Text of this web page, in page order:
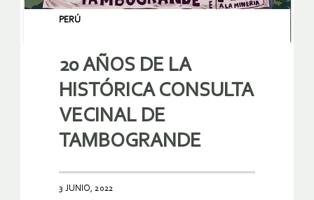
PERÚ
20 AÑOS DE LA
HISTÓRICA CONSULTA
VECINAL DE
TAMBOGRANDE
3 JUNIO, 2022